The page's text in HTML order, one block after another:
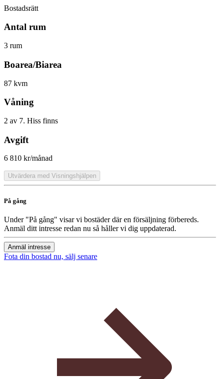
Bostadsrätt
Antal rum
3 rum
Boarea/Biarea
87 kvm
Våning
2 av 7. Hiss finns
Avgift
6 810 kr/månad
Utvärdera med Visningshjälpen
På gång
Under "På gång" visar vi bostäder där en försäljning förbereds.
Anmäl ditt intresse redan nu så håller vi dig uppdaterad.
Anmäl intresse
Fota din bostad nu, sälj senare